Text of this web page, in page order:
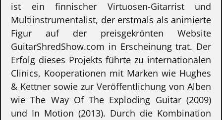
ist ein finnischer Virtuosen-Gitarrist und
Multiinstrumentalist, der erstmals als animierte
Figur auf der preisgekrönten Website
GuitarShredShow.com in Erscheinung trat. Der
Erfolg dieses Projekts führte zu internationalen
Clinics, Kooperationen mit Marken wie Hughes
& Kettner sowie zur Veröffentlichung von Alben
wie The Way Of The Exploding Guitar (2009)
und In Motion (2013). Durch die Kombination